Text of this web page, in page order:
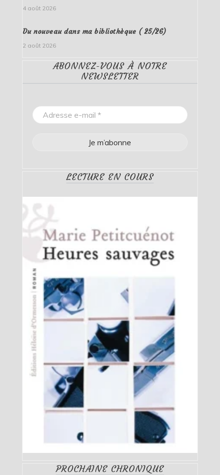
4 août 2026
Du nouveau dans ma bibliothèque ( 25/26)
2 août 2026
ABONNEZ-VOUS À NOTRE
NEWSLETTER
LECTURE EN COURS
PROCHAINE CHRONIQUE